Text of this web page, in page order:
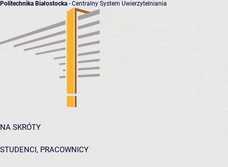
Politechnika Białostocka - Centralny System Uwierzytelniania
NA SKRÓTY
STUDENCI, PRACOWNICY